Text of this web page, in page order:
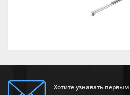
Хотите узнавать